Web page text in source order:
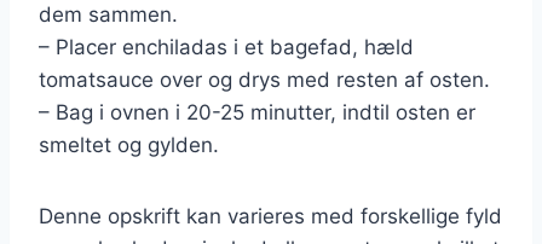
dem sammen.
– Placer enchiladas i et bagefad, hæld
tomatsauce over og drys med resten af osten.
– Bag i ovnen i 20-25 minutter, indtil osten er
smeltet og gylden.
Denne opskrift kan varieres med forskellige fyld